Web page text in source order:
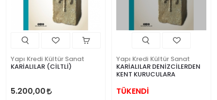
Yapı Kredi Kültür Sanat
KARİALILAR (CİLTLİ)
5.200,00
Yapı Kredi Kültür Sanat
KARİALILAR DENİZCİLERDEN
KENT KURUCULARA
TÜKENDİ